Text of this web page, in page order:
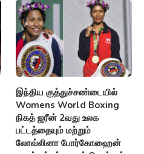
இந்திய குத்துச்சண்டையில்
Womens World Boxing
நிகத் ஜரீன் 2வது உலக
பட்டத்தையும் மற்றும்
லோவ்லினா போர்கோஹைன்